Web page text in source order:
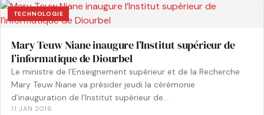
TECHNOLOGIE
Mary Teuw Niane inaugure l’Institut supérieur de
l’informatique de Diourbel
Le ministre de l’Enseignement supérieur et de la Recherche
Mary Teuw Niane va présider jeudi la cérémonie
d’inauguration de l’Institut supérieur de…
11 JAN 2016